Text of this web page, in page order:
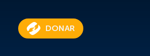
DONAR